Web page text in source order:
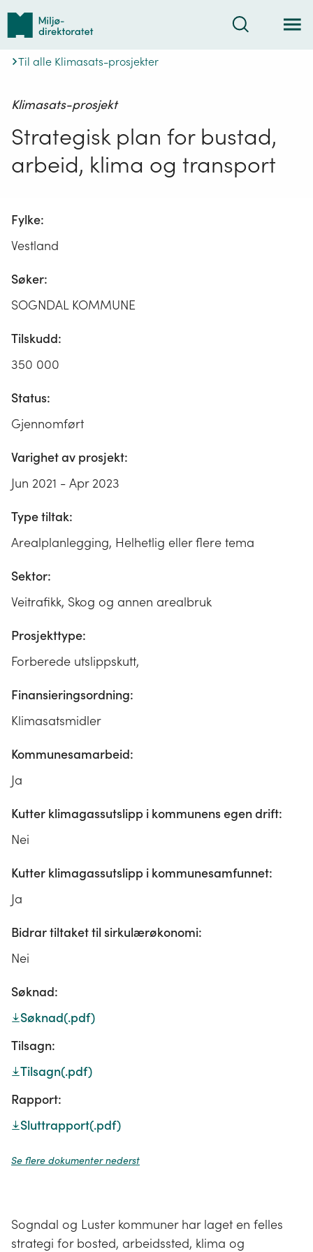
Tilbake
forsiden
Søk
Til alle Klimasats-prosjekter
Klimasats-prosjekt
Strategisk plan for bustad,
arbeid, klima og transport
Fylke:
Vestland
Søker:
SOGNDAL KOMMUNE
Tilskudd:
350 000
Status:
Gjennomført
Varighet av prosjekt:
Jun 2021 - Apr 2023
Type tiltak:
Arealplanlegging, Helhetlig eller flere tema
Sektor:
Veitrafikk, Skog og annen arealbruk
Prosjekttype:
Forberede utslippskutt,
Finansieringsordning:
Klimasatsmidler
Kommunesamarbeid:
Ja
Kutter klimagassutslipp i kommunens egen drift:
Nei
Kutter klimagassutslipp i kommunesamfunnet:
Ja
Bidrar tiltaket til sirkulærøkonomi:
Nei
Søknad:
Søknad(.pdf)
Tilsagn:
Tilsagn(.pdf)
Rapport:
Sluttrapport(.pdf)
Se flere dokumenter nederst
Sogndal og Luster kommuner har laget en felles
strategi for bosted, arbeidssted, klima og